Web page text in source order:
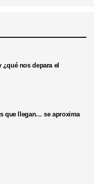
nos depara el
que llegan… se aproxima